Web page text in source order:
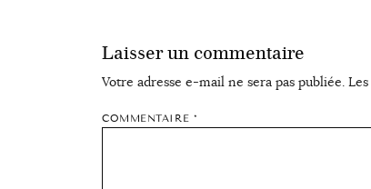
Laisser un commentaire
Votre adresse e-mail ne sera pas publiée.
COMMENTAIRE *